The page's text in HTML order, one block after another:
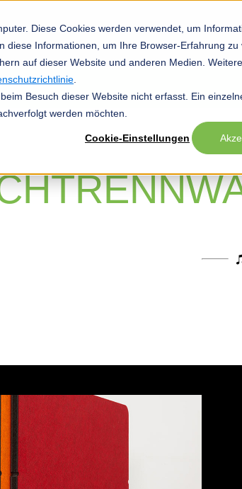
Diese Cookies werden verwendet, um
diese Informationen, um Ihre Browser-Erfahrung
auf dieser Website und anderen Medien.
Besuch dieser Website nicht erfasst. Ein
werden möchten.
Cookie-Einstellungen